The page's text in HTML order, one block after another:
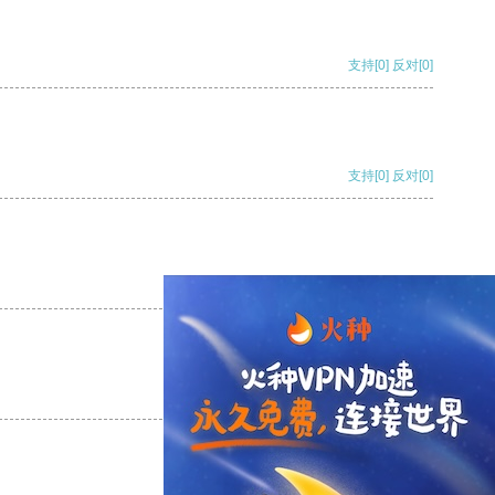
支持[0] 反对[0]
支持[0] 反对[0]
支持 [0] 反对 [0]